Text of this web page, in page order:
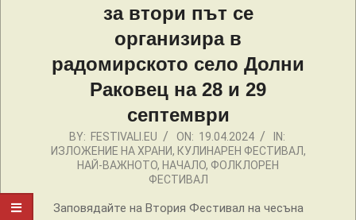
за втори път се
организира в
радомирското село Долни
Раковец на 28 и 29
септември
2024-
04-
BY: FESTIVALI.EU ON: 19.04.2024
IN:
ИЗЛОЖЕНИЕ НА ХРАНИ, КУЛИНАРЕН ФЕСТИВАЛ,
НАЙ-ВАЖНОТО, НАЧАЛО, ФОЛКЛОРЕН
ФЕСТИВАЛ
Заповядайте на Втория Фестивал на чесъна